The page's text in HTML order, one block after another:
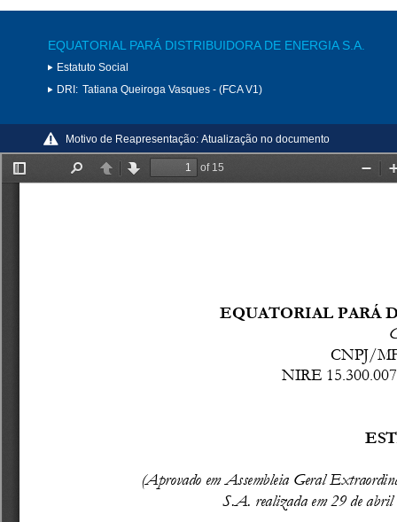
EQUATORIAL PARÁ DISTRIBUIDORA DE ENERGIA S.A.
Estatuto Social
DRI: Tatiana Queiroga Vasques - (FCA V1)
Motivo de Reapresentação: Atualização no documento